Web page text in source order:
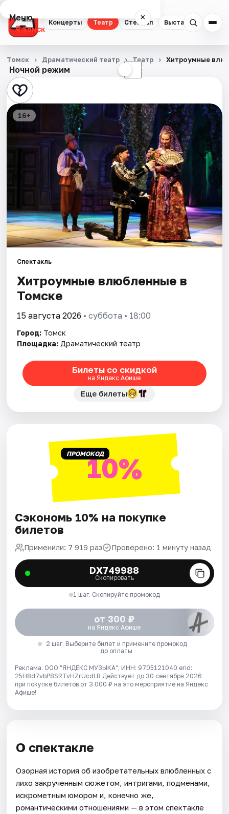
Концерты Театр Стендап Выставки
Меню ×
Томск
Концерты
Театр
Стендап
Квесты
Города
Артисты
Рейтинги
Ночной режим ☾
Томск Драматический театр Театр Хитроумные
16+
Спектакль
Хитроумные влюбленные в
Томске
15 августа 2026 • суббота • 18:00
Город: Томск
Площадка: Драматический театр
Билеты со скидкой
на Яндекс Афише
Еще билеты
ПРОМОКОД10%
Сэкономь 10% на покупке
билетов
Применили: 7 919 раз Проверено: 1 минуту назад
DX749988
Скопировать
1 шаг. Скопируйте промокод
от 300 ₽
на Яндекс Афише
2 шаг. Выберите билет и примените промокод
до оплаты
Реклама. ООО "ЯНДЕКС МУЗЫКА", ИНН: 9705121040 erid:
25H8d7vbP8SRTvHZrUcdLB Действует до 30 сентября 2026
при покупке билетов от 3 000 ₽ на это мероприятие на Яндекс
Афише!
О спектакле
Озорная история об изобретательных влюбленных с
лихо закрученным сюжетом, интригами, подменами,
искрометным юмором и, конечно же,
романтическими отношениями — в этом спектакле